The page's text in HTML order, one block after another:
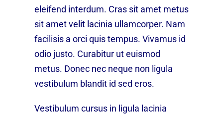
eleifend interdum. Cras sit amet metus
sit amet velit lacinia ullamcorper. Nam
facilisis a orci quis tempus. Vivamus id
odio justo. Curabitur ut euismod
metus. Donec nec neque non ligula
vestibulum blandit id sed eros.
Vestibulum cursus in ligula lacinia